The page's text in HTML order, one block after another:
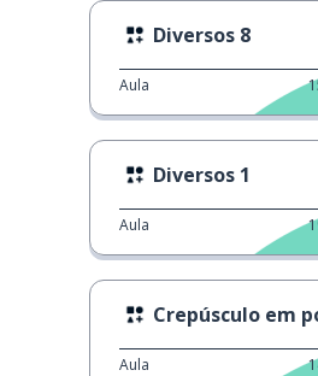
Diversos 8
Aula
Diversos 1
Aula
Crepúsculo em
Aula